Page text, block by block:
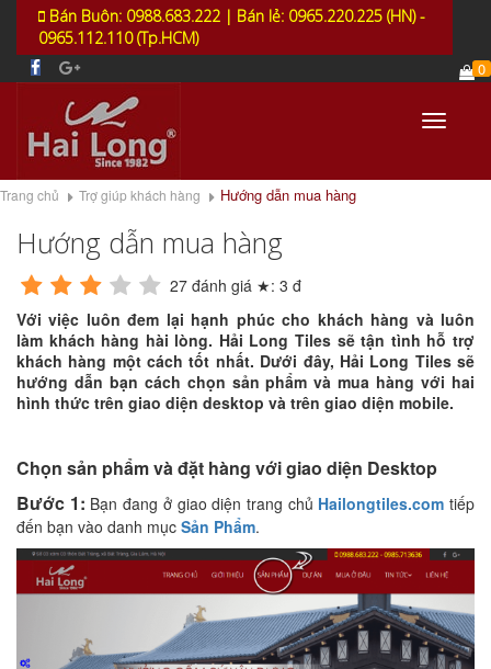
Bán Buôn: 0988.683.222 | Bán lẻ: 0965.220.225 (HN) -
0965.112.110 (Tp.HCM)
0
Toggle
Trang chủ Trợ giúp khách hàng Hướng dẫn mua hàng
Hướng dẫn mua hàng
27 đánh giá ★: 3 đ
Với việc luôn đem lại hạnh phúc cho khách hàng và luôn
làm khách hàng hài lòng. Hải Long Tiles sẽ tận tình hỗ trợ
khách hàng một cách tốt nhất. Dưới đây, Hải Long Tiles sẽ
hướng dẫn bạn cách chọn sản phẩm và mua hàng với hai
hình thức trên giao diện desktop và trên giao diện mobile.
Chọn sản phẩm và đặt hàng với giao diện Desktop
Bước 1: Bạn đang ở giao diện trang chủ Hailongtiles.com tiếp
đến bạn vào danh mục Sản Phẩm.